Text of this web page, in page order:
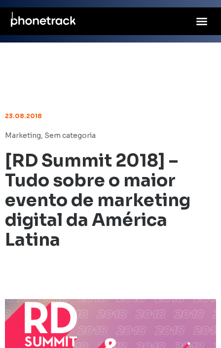
23.08.2018
Marketing, Sem categoria
[RD Summit 2018] –
Tudo sobre o maior
evento de marketing
digital da América
Latina